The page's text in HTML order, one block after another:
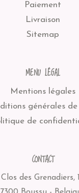
Paiement
Livraison
Sitemap
MENU LÉGAL
Mentions légales
générales
de
CONTACT
Clos des Grenadiers,